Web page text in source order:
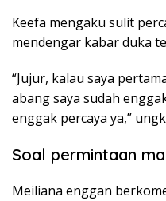
Keefa mengaku sulit
mendengar kabar duka
“Jujur, kalau saya
abang saya sudah
enggak percaya ya,”
Soal permintaan
Meiliana enggan